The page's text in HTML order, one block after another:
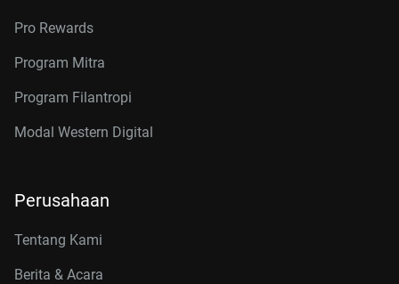
Pro Rewards
Program Mitra
Program Filantropi
Modal Western Digital
Perusahaan
Tentang Kami
Berita & Acara